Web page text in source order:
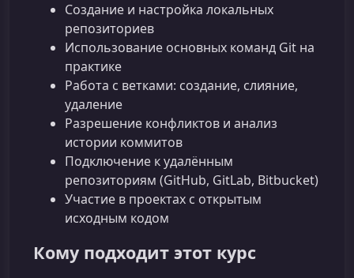
Создание и настройка локальных
репозиториев
Использование основных команд Git на
практике
Работа с ветками: создание, слияние,
удаление
Разрешение конфликтов и анализ
истории коммитов
Подключение к удалённым
репозиториям (GitHub, GitLab, Bitbucket)
Участие в проектах с открытым
исходным кодом
Кому подходит этот курс